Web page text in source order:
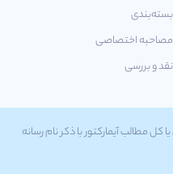
بسته‌بندی
مصاحبه اختصاصی
نقد و بررسی
مطالب آیمارکتور با ذکر نام رسانه